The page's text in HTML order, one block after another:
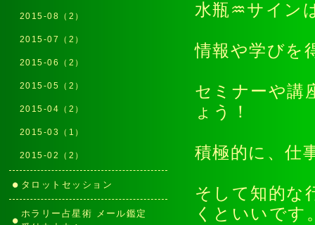
水瓶♒サイ
情報や学びを
セミナーや講
ょう！
積極的に、仕
そして知的な
くといいです
2015-08（2）
2015-07（2）
2015-06（2）
2015-05（2）
2015-04（2）
2015-03（1）
2015-02（2）
タロットセッション
ホラリー占星術 メール鑑定